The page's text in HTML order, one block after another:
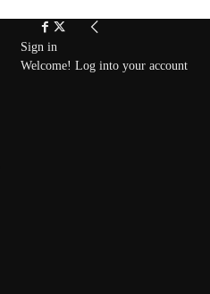
Sign in
Welcome! Log into your account